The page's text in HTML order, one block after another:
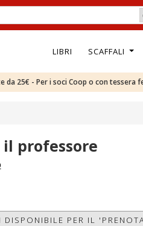
LIBRI SCAFFALI
da 25€ - Per i soci Coop o con
professore
DISPONIBILE PER IL